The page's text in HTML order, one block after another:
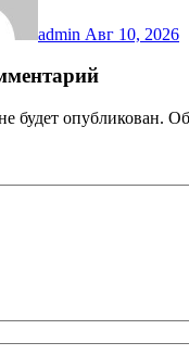
admin Авг 10, 2026
будет опубликован.